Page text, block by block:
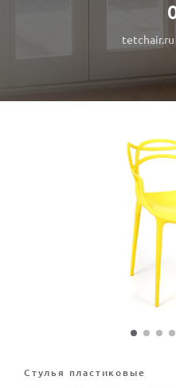
tetchair.ru
Стулья плаcтиковые